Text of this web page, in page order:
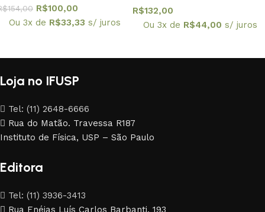
154,00 R$100,00
Ou 3x de R$33,33 s/ juros
R$132,00
Ou 3x de R$44,00 s/ juros
Loja no IFUSP
Tel: (11) 2648-6666
Rua do Matão. Travessa R187
Instituto de Física, USP – São Paulo
Editora
Tel: (11) 3936-3413
Rua Enéias Luís Carlos Barbanti, 193